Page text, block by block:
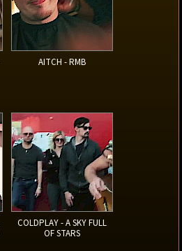
AITCH - RMB
COLDPLAY - A SKY FULL
OF STARS